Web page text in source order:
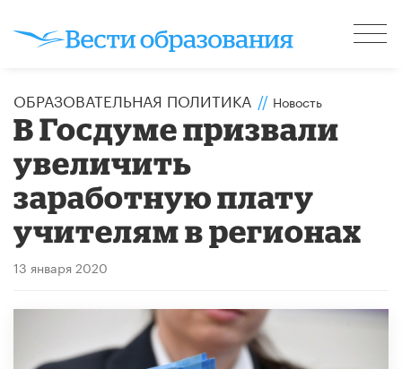
ОБРАЗОВАТЕЛЬНАЯ ПОЛИТИКА // Новость
В Госдуме призвали
увеличить
заработную плату
учителям в регионах
13 января 2020